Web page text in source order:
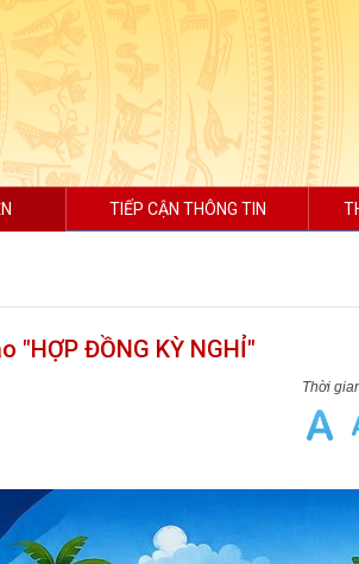
TIẾP CẬN THÔNG TIN
"HỢP ĐỒNG KỲ NGHỈ"